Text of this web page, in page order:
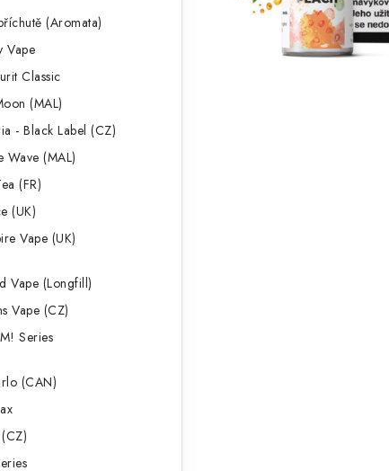
(Aromata)
Vape
Classic
(MAL)
- Black Label (CZ)
Wave (MAL)
(FR)
(UK)
Vape (UK)
Vape (Longfill)
Vape (CZ)
Series
(CAN)